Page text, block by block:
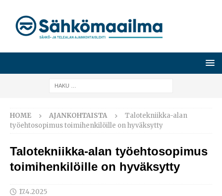
HOME AJANKOHTAISTA
Talotekniikka-alan
työehtosopimus toimihenkilöille on hyväksytty
Talotekniikka-alan työehtosopimus
toimihenkilöille on hyväksytty
17.4.2025